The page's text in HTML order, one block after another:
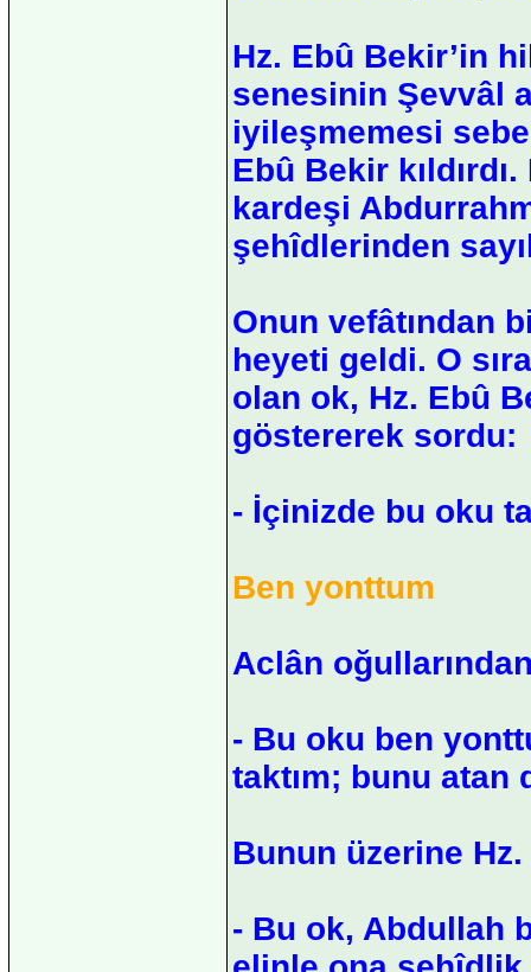
Hz. Ebû Bekir’in
senesinin Şevvâl
iyileşmemesi
Ebû Bekir
kardeşi
şehîdlerinden
Onun vefâtından
heyeti geldi. O
olan ok, Hz. Ebû
göstererek sordu:
- İçinizde bu oku
Ben yonttum
Aclân
- Bu oku ben
taktım; bunu atan
Bunun üzerine
- Bu ok, Abdullah